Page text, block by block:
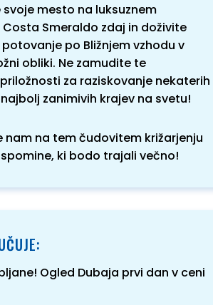
svoje mesto na luksuznem
Costa Smeraldo zdaj in doživite
po Bližnjem vzhodu v
obliki. Ne zamudite te
za raziskovanje nekaterih
zanimivih krajev na svetu!
nam na tem čudovitem križarjenju
ki bodo trajali večno!
Ogled Dubaja prvi dan v ceni